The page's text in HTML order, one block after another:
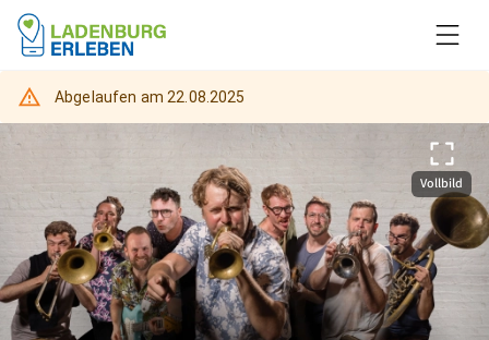
Abgelaufen am 22.08.2025
Vollbild